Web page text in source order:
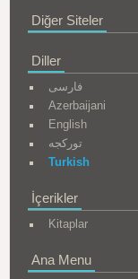
Diğer Siteler
Diller
فارسی
Azerbaijani
English
تورکجه
Turkish
İçerikler
Kitaplar
Ana Menu